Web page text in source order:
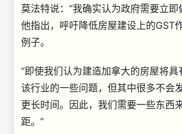
莫法特说：“我确实认为政府需要立即
他指出，呼吁降低房屋建设上的GST
例子。
“即使我们认为建造加拿大的房屋将
该行业的一些问题，但其中很多不会
更长时间。因此，我们需要一些东西
距。”